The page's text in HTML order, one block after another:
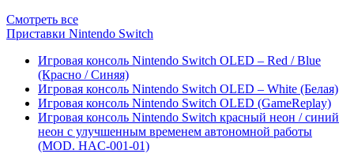
Смотреть все
Приставки Nintendo Switch
Игровая консоль Nintendo Switch OLED – Red / Blue
(Красно / Синяя)
Игровая консоль Nintendo Switch OLED – White (Белая)
Игровая консоль Nintendo Switch OLED (GameReplay)
Игровая консоль Nintendo Switch красный неон / синий
неон с улучшенным временем автономной работы
(MOD. HAC-001-01)